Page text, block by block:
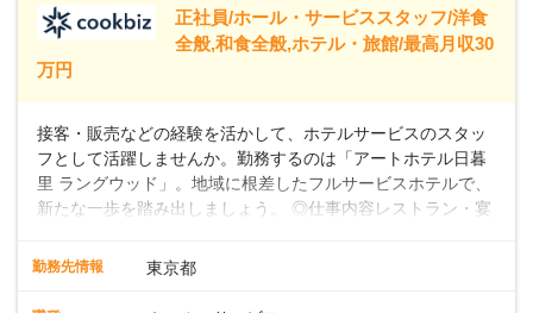
※試用期間なし
■店長職： ・西日本／月給26万7500円
正社員/ホール・サービススタッフ/洋食
全般,和食全般,ホテル・旅館/最高月収30
万円
接客・販売などの経験を活かして、ホテルサービスのスタッ
フとして活躍しませんか。勤務するのは「アートホテル日暮
里 ラングウッド」。地域に根差したフルサービスホテルで、
新たな一歩を踏み出しましょう。 ◎仕事内容レストラン・宴
や、メニュー説明、オーダーや料理のご提供ほか、予約対応
体を把握し、あなたの真心こもるおもてなしでゲストを笑顔
勤務先情報 東京都